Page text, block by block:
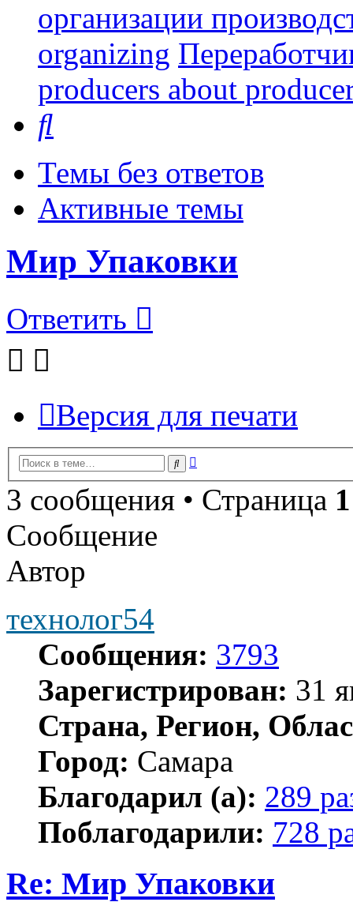
организации
organizing
producers about
Темы без ответов
Активные темы
Мир Упаковки
Ответить
Версия для печати
Поиск
3 сообщения • Страница 1
Сообщение
Автор
технолог54
Сообщения: 3793
Зарегистрирован: 31
Страна, Регион,
Город: Самара
Благодарил (а): 289
Поблагодарили: 728
Re: Мир Упаковки